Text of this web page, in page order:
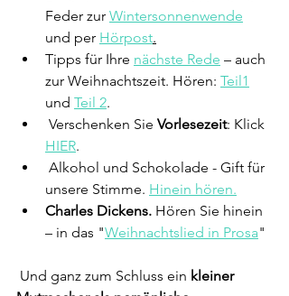
Feder zur Wintersonnenwende
und per Hörpost.
Tipps für Ihre nächste Rede – auch
zur Weihnachtszeit. Hören: Teil1
und Teil 2.
Verschenken Sie Vorlesezeit: Klick
HIER.
unsere Stimme. Hinein hören.
Charles Dickens. Hören Sie hinein
– in das "Weihnachtslied in Prosa"
Und ganz zum Schluss ein kleiner